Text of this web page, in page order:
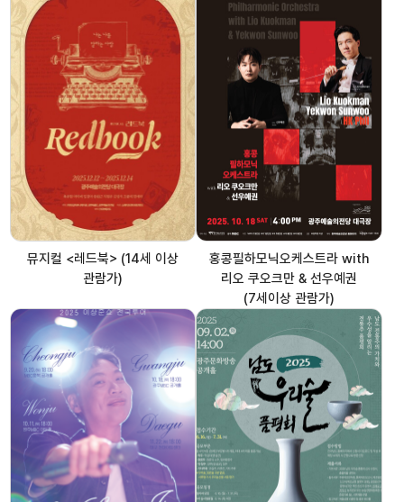
뮤지컬 <레드북> (14세 이상
관람가)
홍콩필하모닉오케스트라 with
리오 쿠오크만 & 선우예권
(7세이상 관람가)